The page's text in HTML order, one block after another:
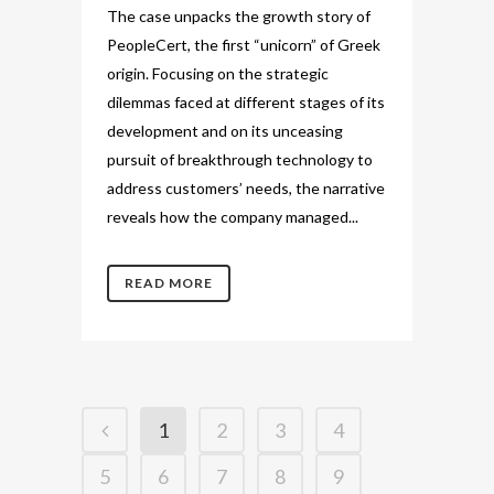
The case unpacks the growth story of
PeopleCert, the first “unicorn” of Greek
origin. Focusing on the strategic
dilemmas faced at different stages of its
development and on its unceasing
pursuit of breakthrough technology to
address customers’ needs, the narrative
reveals how the company managed...
READ MORE
1 2 3
4
5
6 7 8 9